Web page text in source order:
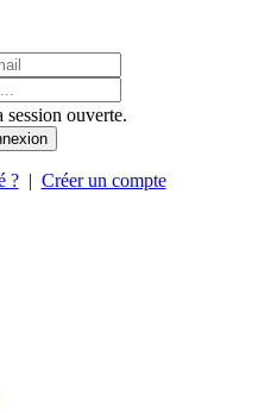
session ouverte.
?| Créer un compte